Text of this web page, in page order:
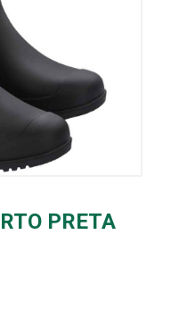
PRETA